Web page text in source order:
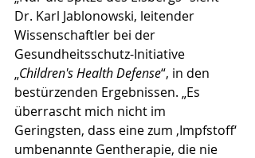
Dr. Karl Jablonowski, leitender
Wissenschaftler bei der
Gesundheitsschutz-Initiative
„Children's Health Defense“, in den
bestürzenden Ergebnissen. „Es
überrascht mich nicht im
Geringsten, dass eine zum ‚Impfstoff‘
umbenannte Gentherapie, die nie